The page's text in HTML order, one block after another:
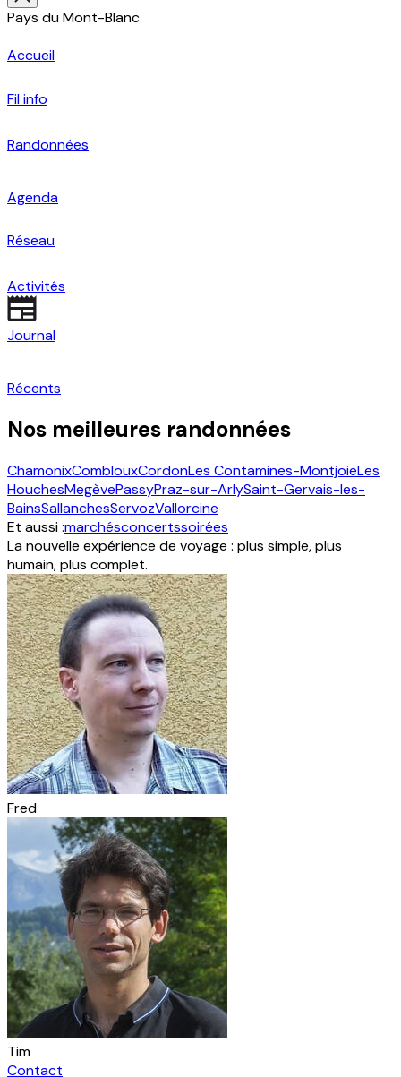
Pays du Mont-Blanc
Accueil
Fil info
Randonnées
Agenda
Réseau
Activités
Journal
Récents
Nos meilleures randonnées
ChamonixComblouxCordonLes Contamines-MontjoieLes
HouchesMegèvePassyPraz-sur-ArlySaint-Gervais-les-
BainsSallanchesServozVallorcine
Et aussi :marchésconcertssoirées
La nouvelle expérience de voyage : plus simple, plus
humain, plus complet.
Fred
Tim
Contact